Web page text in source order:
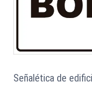
Señalética de